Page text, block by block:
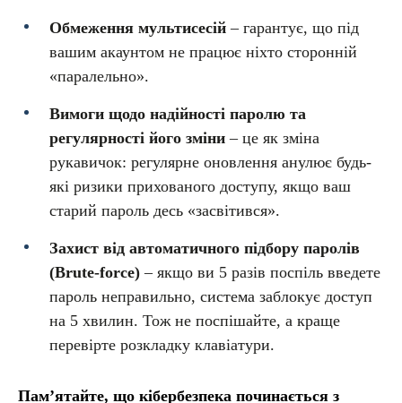
Обмеження мультисесій – гарантує, що під
вашим акаунтом не працює ніхто сторонній
«паралельно».
Вимоги щодо надійності паролю та
регулярності його зміни – це як зміна
рукавичок: регулярне оновлення анулює будь-
які ризики прихованого доступу, якщо ваш
старий пароль десь «засвітився».
Захист від автоматичного підбору паролів
(Brute-force) – якщо ви 5 разів поспіль введете
пароль неправильно, система заблокує доступ
на 5 хвилин. Тож не поспішайте, а краще
перевірте розкладку клавіатури.
Памʼятайте, що кібербезпека починається з